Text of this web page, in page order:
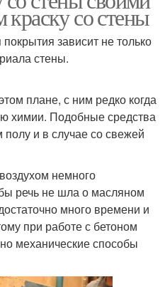
со стены
зависит не только
стены.
плане, с ним редко когда
химии. Подобные средства
полу и в случае со свежей
немного
речь не шла о масляном
много времени и
при работе с бетоном
механические способы